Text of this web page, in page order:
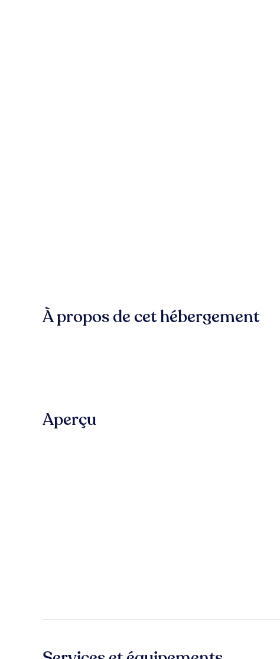
À propos de cet hébergement
Aperçu